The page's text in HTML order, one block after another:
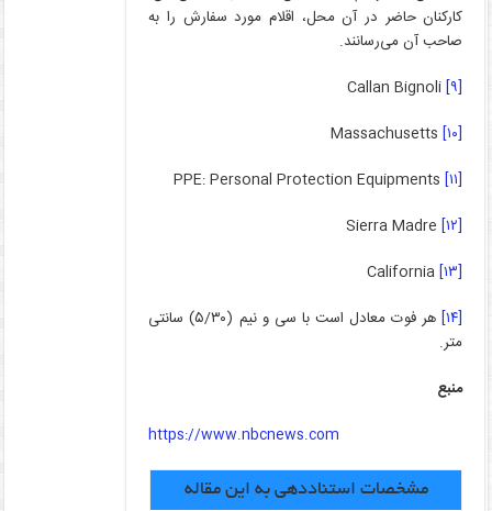
کارکنان حاضر در آن محل، اقلام مورد سفارش را به
صاحب آن می‌رسانند.
[۹]
[۱۰]
[۱۱]
[۱۲]
[۱۳]
[۱۴]
هر فوت معادل است با سی و نیم (۵/۳۰) سانتی
متر.
منبع
https://www.nbcnews.com
مشخصات استناددهی به این مقاله